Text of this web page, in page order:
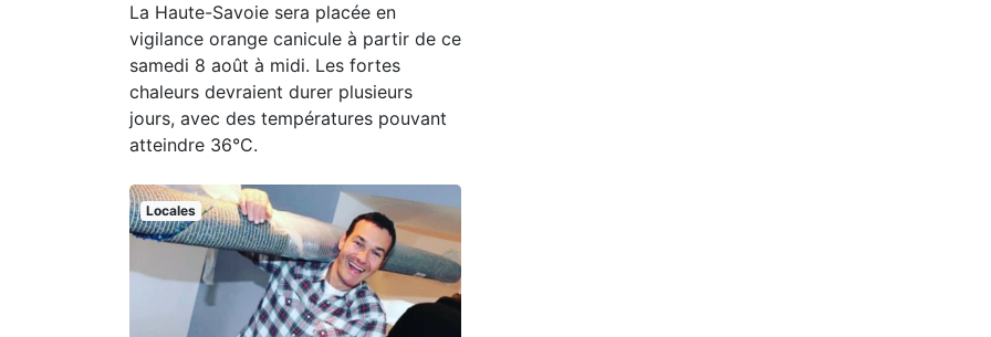
La Haute-Savoie sera placée en
vigilance orange canicule à partir de ce
samedi 8 août à midi. Les fortes
chaleurs devraient durer plusieurs
jours, avec des températures pouvant
atteindre 36°C.
Locales